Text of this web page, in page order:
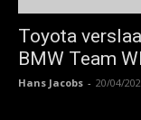
Toyota
BMW Team
Hans Jacobs - 20/04/